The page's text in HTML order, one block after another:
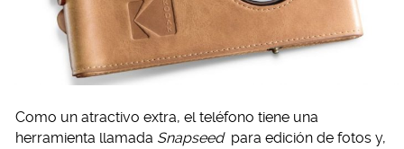
Como un atractivo extra, el teléfono tiene una
herramienta llamada Snapseed para edición de fotos y,